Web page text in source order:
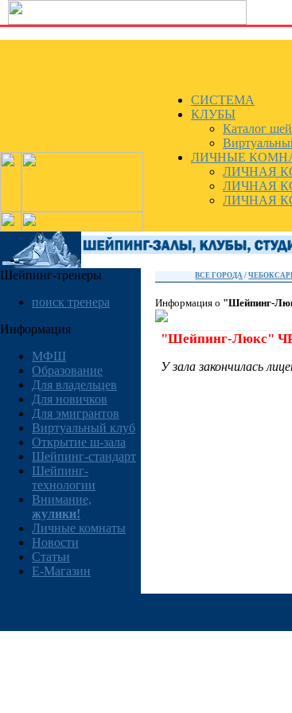
СИСТЕМА
КЛУБЫ
Каталог
ЛИЧНЫЕ
ЛИЧНАЯ
ЛИЧНАЯ
ЛИЧНАЯ
Шейпинг-тренеры
поиск тренера
Информация
МФШ
Образование
Для владельцев
Для новичков
Для эмигрантов
Виртуальный клуб
Открытие ш-зала
Шейпинг-стандарт
Шейпинг-
технологии
Внимание,
жулики!
Личные комнаты
Новости
Статьи
E-Магазин
ВСЕ ГОРОДА /
Информация о "Шейпинг-
"Шейпинг-Люкс"
У зала закончилась